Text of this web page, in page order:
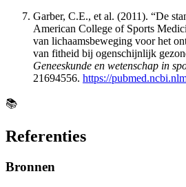
Garber, C.E., et al. (2011). “De
American College of Sports
van lichaamsbeweging voor het
van fitheid bij ogenschijnlijk
Geneeskunde en wetenschap in
21694556. https://
📚
Referenties
Bronnen